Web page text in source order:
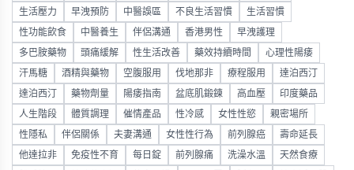
生活壓力 早洩預防 中醫誤區 不良生活習慣 生活習慣
性功能飲食 中醫養生 伴侶溝通 香港男性 早洩護理
多巴胺藥物 頭痛緩解 性生活改善 藥效持續時間 心理性陽痿
汗馬糖 酒精與藥物 空腹服用 伐地那非 療程服用 達泊西汀
達泊西汀 藥物劑量 陽痿指南 盆底肌鍛鍊 高血壓 印度藥品
人生階段 體質調理 催情產品 性冷感 女性性慾 親密場所
性隱私 伴侶關係 夫妻溝通 女性性行為 前列腺癌 壽命延長
他達拉非 免疫性不育 每日錠 前列腺痛 洗澡水溫 天然食療